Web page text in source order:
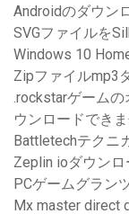
Androidのダウン
SVGファイルを
Windows 10
Zipファイルmp3
.rockstarゲーム
ウンロードでき
Battletechテクニ
Zeplin ioダウンロ
PCゲームグラン
Mx master direct